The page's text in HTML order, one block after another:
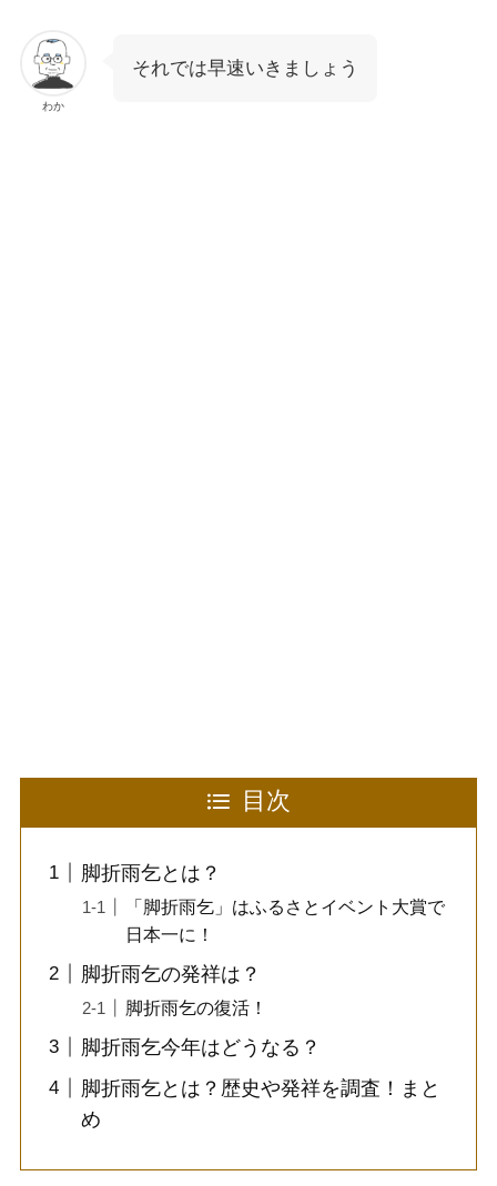
わか
それでは早速いきましょう
目次
脚折雨乞とは？
「脚折雨乞」はふるさとイベント大賞で
日本一に！
脚折雨乞の発祥は？
脚折雨乞の復活！
脚折雨乞今年はどうなる？
脚折雨乞とは？歴史や発祥を調査！まと
め